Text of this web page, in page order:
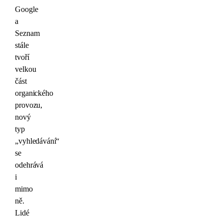
Google
a
Seznam
stále
tvoří
velkou
část
organického
provozu,
nový
typ
„vyhledávání“
se
odehrává
i
mimo
ně.
Lidé